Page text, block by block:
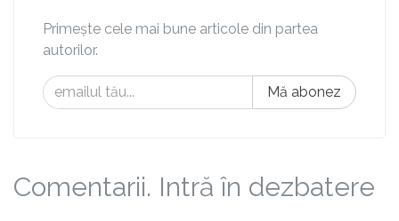
Primește cele mai bune articole din partea
autorilor.
Mă abonez
Comentarii. Intră în dezbatere